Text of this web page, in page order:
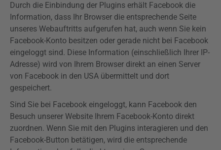
Durch die Einbindung der Plugins erhält Facebook die
Information, dass Ihr Browser die entsprechende Seite
unseres Webauftritts aufgerufen hat, auch wenn Sie kein
Facebook-Konto besitzen oder gerade nicht bei Facebook
eingeloggt sind. Diese Information (einschließlich Ihrer IP-
Adresse) wird von Ihrem Browser direkt an einen Server
von Facebook in den USA übermittelt und dort
gespeichert.
Sind Sie bei Facebook eingeloggt, kann Facebook den
Besuch unserer Website Ihrem Facebook-Konto direkt
zuordnen. Wenn Sie mit den Plugins interagieren und den
Facebook-Button betätigen, wird die entsprechende